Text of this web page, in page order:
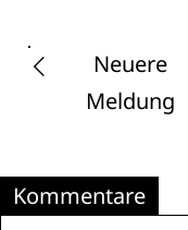
Neuere
Meldung
Kommentare